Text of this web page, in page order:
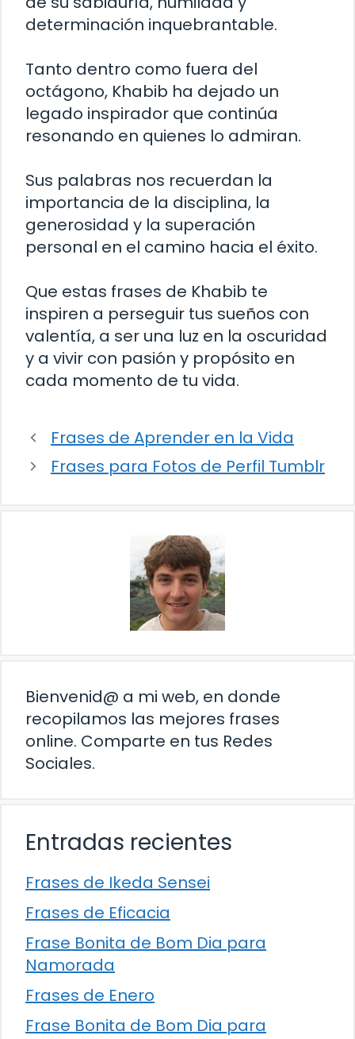
determinación inquebrantable.
Tanto dentro como fuera del
octágono, Khabib ha dejado un
legado inspirador que continúa
resonando en quienes lo admiran.
Sus palabras nos recuerdan la
importancia de la disciplina, la
generosidad y la superación
personal en el camino hacia el éxito.
Que estas frases de Khabib te
inspiren a perseguir tus sueños con
valentía, a ser una luz en la oscuridad
y a vivir con pasión y propósito en
cada momento de tu vida.
Frases de Aprender en la Vida
Frases para Fotos de Perfil Tumblr
Bienvenid@ a mi web, en donde
recopilamos las mejores frases
online. Comparte en tus Redes
Sociales.
Entradas recientes
Frases de Ikeda Sensei
Frases de Eficacia
Frase Bonita de Bom Dia para
Namorada
Frases de Enero
Frase Bonita de Bom Dia para